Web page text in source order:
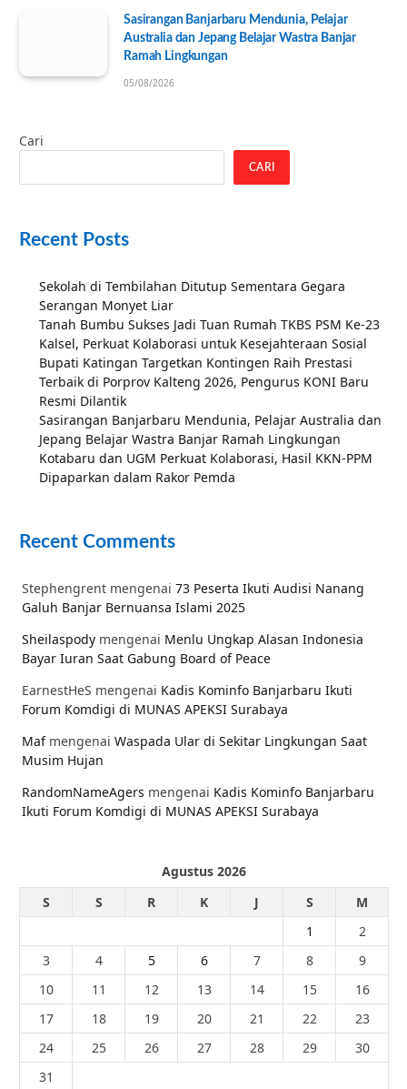
Sasirangan Banjarbaru Mendunia, Pelajar
Australia dan Jepang Belajar Wastra Banjar
Ramah Lingkungan
05/08/2026
Cari
CARI
Recent Posts
Sekolah di Tembilahan Ditutup Sementara Gegara
Serangan Monyet Liar
Tanah Bumbu Sukses Jadi Tuan Rumah TKBS PSM Ke-23
Kalsel, Perkuat Kolaborasi untuk Kesejahteraan Sosial
Bupati Katingan Targetkan Kontingen Raih Prestasi
Terbaik di Porprov Kalteng 2026, Pengurus KONI Baru
Resmi Dilantik
Sasirangan Banjarbaru Mendunia, Pelajar Australia dan
Jepang Belajar Wastra Banjar Ramah Lingkungan
Kotabaru dan UGM Perkuat Kolaborasi, Hasil KKN-PPM
Dipaparkan dalam Rakor Pemda
Recent Comments
Stephengrent mengenai 73 Peserta Ikuti Audisi Nanang
Galuh Banjar Bernuansa Islami 2025
Sheilaspody mengenai Menlu Ungkap Alasan Indonesia
Bayar Iuran Saat Gabung Board of Peace
EarnestHeS mengenai Kadis Kominfo Banjarbaru Ikuti
Forum Komdigi di MUNAS APEKSI Surabaya
Mafmengenai Waspada Ular di Sekitar Lingkungan Saat
Musim Hujan
RandomNameAgers mengenai Kadis Kominfo Banjarbaru
Ikuti Forum Komdigi di MUNAS APEKSI Surabaya
Agustus 2026
S
S R K J S
M
1
2
3
4 5 6 7 8
9
10
11 12 13 14 15
16
17
18 19 20 21 22
23
24
25 26 27 28 29
30
31